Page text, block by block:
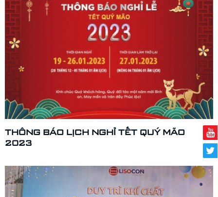
THÔNG BÁO LỊCH NGHỈ TẾT QUÝ MÃO
2023